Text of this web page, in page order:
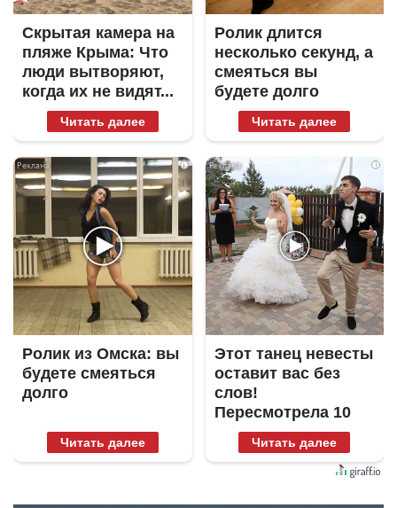
Скрытая камера на
пляже Крыма: Что
люди вытворяют,
когда их не видят...
Читать далее
Ролик длится
несколько секунд, а
смеяться вы
будете долго
Читать далее
i
Ролик из Омска: вы
будете смеяться
долго
Читать далее
i
Этот танец невесты
оставит вас без
слов!
Пересмотрела 10
раз
Читать далее